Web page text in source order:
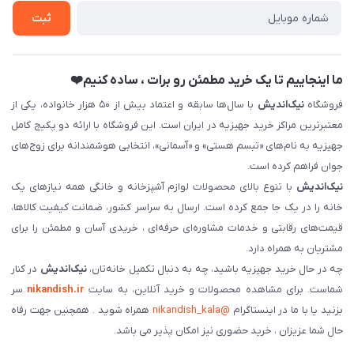
ثبت
ما اینجاییم تا یک خرید مطمئن رو برات ، ساده کنیم❤️
فروشگاهنیک‌اندیش
با سال‌ها سابقه و اعتماد بیش از ۵۰ هزار خانواده، یکی از
معتبرترین مراکز خرید جهیزیه در ایران است. این فروشگاه با ارائه دو پکیج کامل
جهیزیه به نام‌های «تبسم هستی» و «آسمانی»، انتخابی هوشمندانه برای زوج‌های
جوان فراهم کرده است.
نیک‌اندیش با تنوع بالای محصولات لوازم آشپزخانه و خانگی همه نیازهای یک
خانه را در یک جا جمع کرده است. ارسال به سراسر کشور، ضمانت کیفیت کالاها،
قیمت‌های رقابتی و خدمات مشاوره‌ای حرفه‌ای ، خریدی آسان و مطمئن را برای
مشتریان به همراه دارد.
چه در حال خرید جهیزیه باشید، چه به دنبال تکمیل خانه‌تان،نیک‌اندیش در کنار
شماست. برای مشاهده محصولات و خرید آنلاین، به سایت nikandish.ir سر
بزنید یا با ما در اینستاگرام @nikandish_kala
همراه شوید . همچنین جهت رفاه
حال شما عزیزان ، خرید حضوری نیز امکان پذیر می باشد.